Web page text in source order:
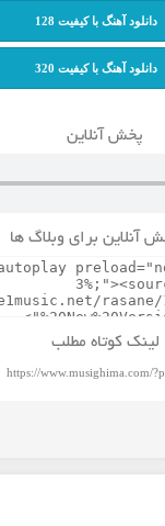
دانلود آهنگ با کیفیت 128
دانلود آهنگ با کیفیت 320
پخش آنلاین
آنلاین برای وبلاگ ها
لینک کوتاه مطلب
https://www.musighima.com/